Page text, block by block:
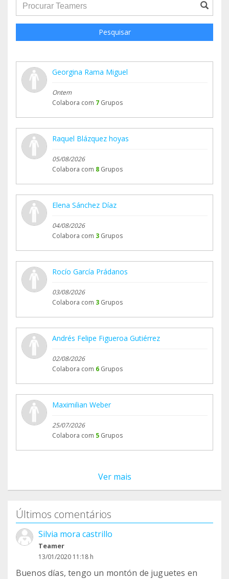
Pesquisar
Georgina Rama Miguel
Ontem
Colabora com 7 Grupos
Raquel Blázquez hoyas
05/08/2026
Colabora com 8 Grupos
Elena Sánchez Díaz
04/08/2026
Colabora com 3 Grupos
Rocío García Prádanos
03/08/2026
Colabora com 3 Grupos
Andrés Felipe Figueroa Gutiérrez
02/08/2026
Colabora com 6 Grupos
Maximilian Weber
25/07/2026
Colabora com 5 Grupos
Ver mais
Últimos comentários
Silvia mora castrillo
Teamer
13/01/2020 11:18 h
Buenos días, tengo un montón de juguetes en